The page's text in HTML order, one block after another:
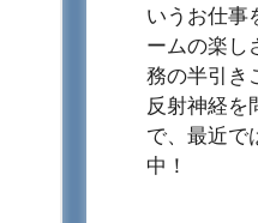
いうお仕事
ームの楽し
務の半引き
反射神経を
で、最近で
中！